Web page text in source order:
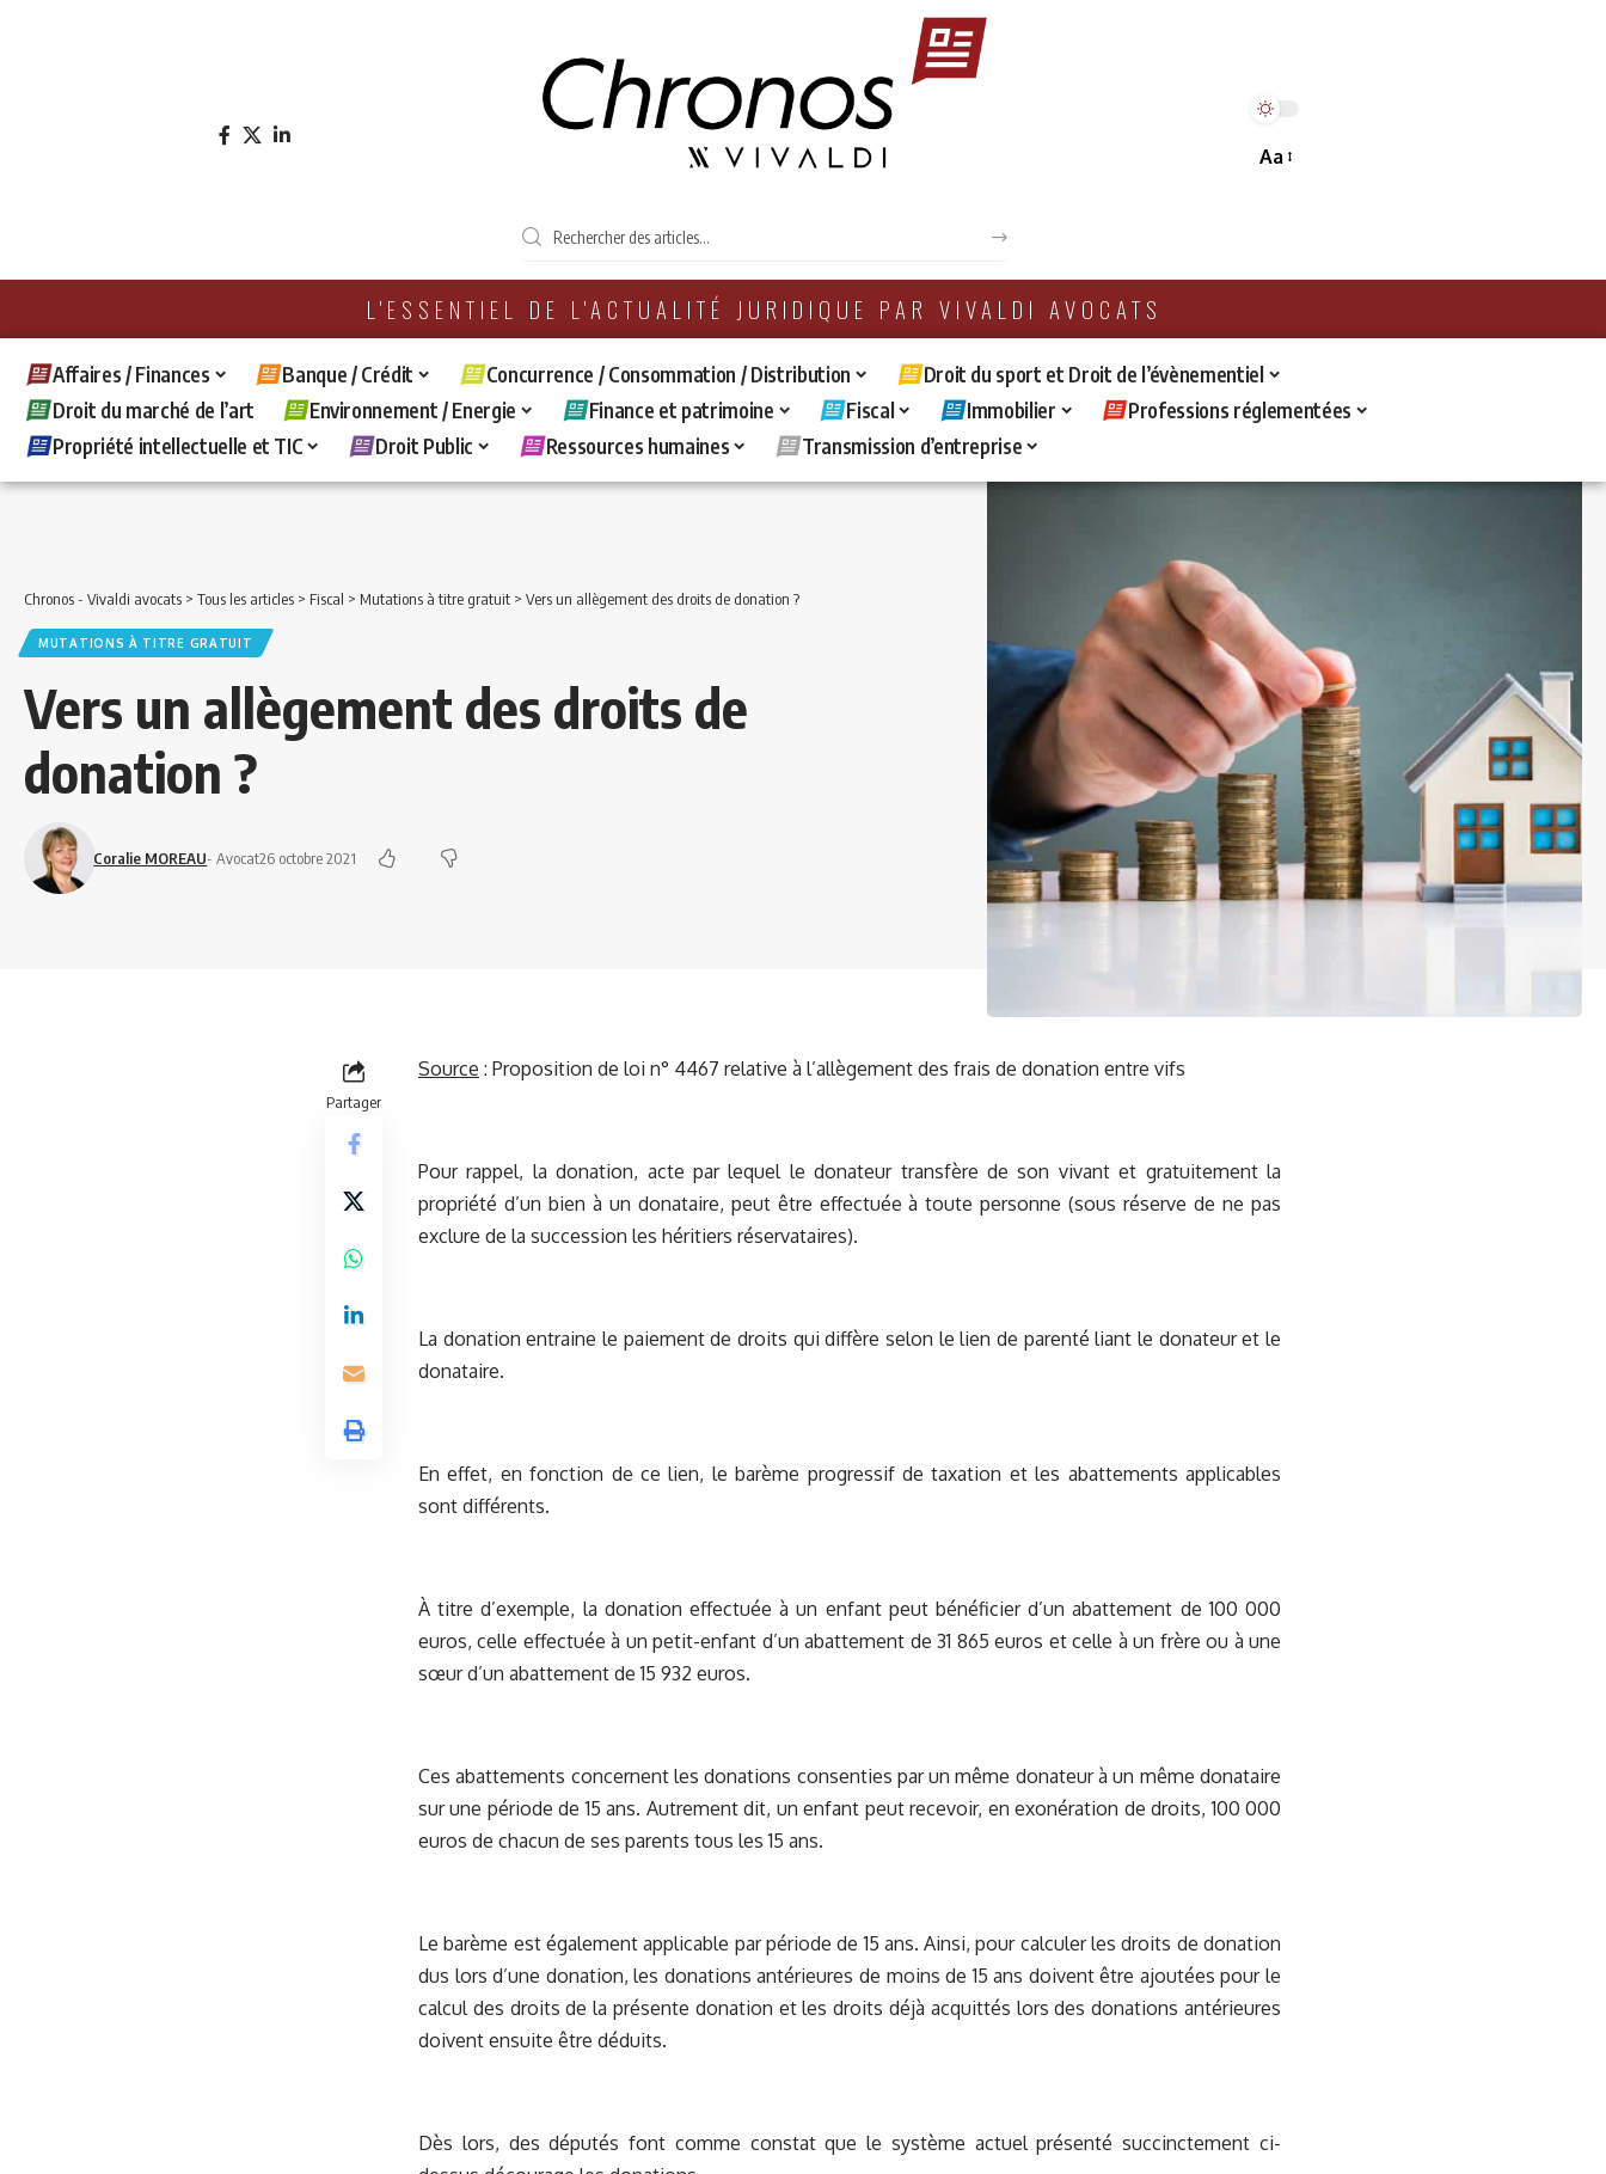
Aa
L'ESSENTIEL DE L'ACTUALITÉ JURIDIQUE PAR VIVALDI AVOCATS
Affaires / Finances Banque / Crédit Concurrence / Consommation / Distribution
Droit du sport et Droit de l’évènementiel
Droit du marché de l’art
Environnement / Energie Finance et patrimoine Fiscal Immobilier
Professions réglementées
Propriété intellectuelle et TIC
Droit Public Ressources humaines Transmission d’entreprise
Chronos - Vivaldi avocats > Tous les articles > Fiscal > Mutations à titre gratuit > Vers un allègement des droits de donation ?
MUTATIONS À TITRE GRATUIT
Vers un allègement des droits de
donation ?
Coralie MOREAU- Avocat26 octobre 2021
Partager
Source : Proposition de loi n° 4467 relative à l’allègement des frais de donation entre vifs
Pour rappel, la donation, acte par lequel le donateur transfère de son vivant et gratuitement la
propriété d’un bien à un donataire, peut être effectuée à toute personne (sous réserve de ne pas
exclure de la succession les héritiers réservataires).
La donation entraine le paiement de droits qui diffère selon le lien de parenté liant le donateur et le
donataire.
En effet, en fonction de ce lien, le barème progressif de taxation et les abattements applicables
sont différents.
À titre d’exemple, la donation effectuée à un enfant peut bénéficier d’un abattement de 100 000
euros, celle effectuée à un petit-enfant d’un abattement de 31 865 euros et celle à un frère ou à une
sœur d’un abattement de 15 932 euros.
Ces abattements concernent les donations consenties par un même donateur à un même donataire
sur une période de 15 ans. Autrement dit, un enfant peut recevoir, en exonération de droits, 100 000
euros de chacun de ses parents tous les 15 ans.
Le barème est également applicable par période de 15 ans. Ainsi, pour calculer les droits de donation
dus lors d’une donation, les donations antérieures de moins de 15 ans doivent être ajoutées pour le
calcul des droits de la présente donation et les droits déjà acquittés lors des donations antérieures
doivent ensuite être déduits.
Dès lors, des députés font comme constat que le système actuel présenté succinctement ci-